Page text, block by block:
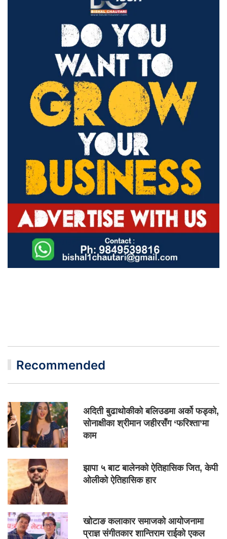
Recommended
अदिती बुढाथोकीको बलिउडमा अर्को फड्को,
सोनाक्षीका श्रीमान जहीरसँग ‘फरिश्ता’मा
काम
झापा ५ बाट बालेनको ऐतिहासिक जित, केपी
ओलीको ऐतिहासिक हार
खोटाङ कलाकार समाजको आयोजनामा
प्राज्ञ संगीतकार शान्तिराम राईको एकल